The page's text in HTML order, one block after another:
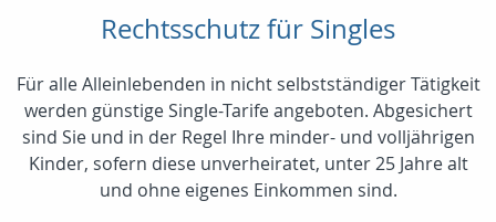
Rechtsschutz für Singles
Für alle Alleinlebenden in nicht selbstständiger Tätigkeit
werden günstige Single-Tarife angeboten. Abgesichert
sind Sie und in der Regel Ihre minder- und volljährigen
Kinder, sofern diese unverheiratet, unter 25 Jahre alt
und ohne eigenes Einkommen sind.